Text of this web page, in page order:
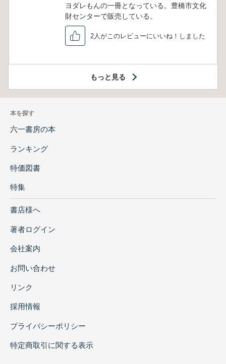
ヨダレもんの一冊となっている。豊橋市文化
財センターで販売している。
2人がこのレビューにいいね！しました
もっと見る
本を探す
六一書房の本
ランキング
特価図書
特集
書店様へ
著者ログイン
会社案内
お問い合わせ
リンク
採用情報
プライバシーポリシー
特定商取引に関する表示